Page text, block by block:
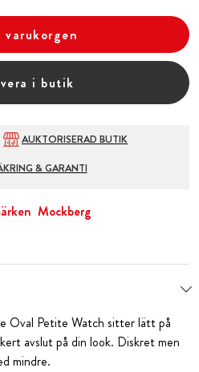
varukorgen
i butik
AUKTORISERAD BUTIK
& GARANTI
Mockberg
Oval Petite Watch sitter lätt på
avslut på din look. Diskret men
mindre.